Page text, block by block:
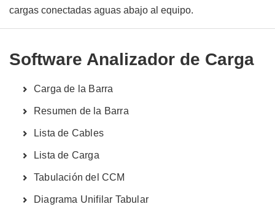
cargas conectadas aguas abajo al equipo.
Software Analizador de Carga
Carga de la Barra
Resumen de la Barra
Lista de Cables
Lista de Carga
Tabulación del CCM
Diagrama Unifilar Tabular